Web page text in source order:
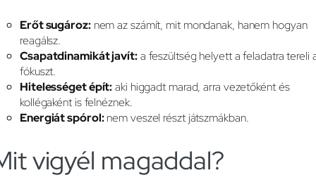
Erőt sugároz:nem az számít, mit mondanak, hanem hogyan
reagálsz.
Csapatdinamikát javít:a feszültség helyett a feladatra tereli
fókuszt.
Hitelességet épít:aki higgadt marad, arra vezetőként és
kollégaként is felnéznek.
Energiát spórol:nem veszel részt játszmákban.
vigyél magaddal?